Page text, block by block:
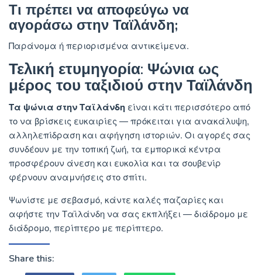
Τι πρέπει να αποφεύγω να
αγοράσω στην Ταϊλάνδη;
Παράνομα ή περιορισμένα αντικείμενα.
Τελική ετυμηγορία: Ψώνια ως
μέρος του ταξιδιού στην Ταϊλάνδη
Τα ψώνια στην Ταϊλάνδη είναι κάτι περισσότερο από
το να βρίσκεις ευκαιρίες — πρόκειται για ανακάλυψη,
αλληλεπίδραση και αφήγηση ιστοριών. Οι αγορές σας
συνδέουν με την τοπική ζωή, τα εμπορικά κέντρα
προσφέρουν άνεση και ευκολία και τα σουβενίρ
φέρνουν αναμνήσεις στο σπίτι.
Ψωνίστε με σεβασμό, κάντε καλές παζαρίες και
αφήστε την Ταϊλάνδη να σας εκπλήξει — διάδρομο με
διάδρομο, περίπτερο με περίπτερο.
Share this: